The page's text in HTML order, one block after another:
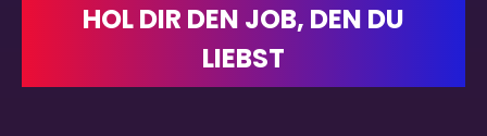
HOL DIR DEN JOB, DEN DU
LIEBST